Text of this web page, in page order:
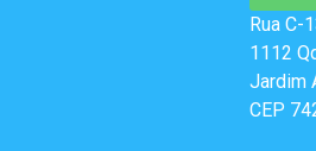
Rua C-
1112
Jardim
CEP